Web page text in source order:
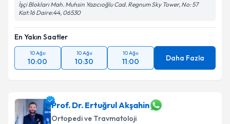
İşçi Blokları Mah. Muhsin Yazıcıoğlu Cad. Regnum Sky Tower, No: 57
Kat:16 Daire:44, 06530
En Yakın Saatler
10 Ağu
10:00
10 Ağu
10:30
10 Ağu
11:00 Daha Fazla
Prof. Dr. Ertuğrul Akşahin
Ortopedi ve Travmatoloji